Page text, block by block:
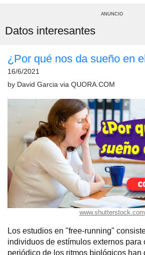
ANUNCIO
Datos interesantes
¿Por qué nos da sueño en
16/6/2021
by David Garcia via QUORA.COM
www.shutterstock.com
Los estudios en "free-running"
individuos de estímulos externos para
periódico de los ritmos biológicos han